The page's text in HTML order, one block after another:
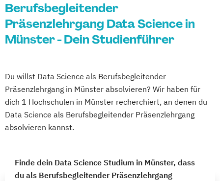
Berufsbegleitender
Präsenzlehrgang Data Science in
Münster - Dein Studienführer
Du willst Data Science als Berufsbegleitender
Präsenzlehrgang in Münster absolvieren? Wir haben für
dich 1 Hochschulen in Münster recherchiert, an denen du
Data Science als Berufsbegleitender Präsenzlehrgang
absolvieren kannst.
Finde dein Data Science Studium in Münster, dass
du als Berufsbegleitender Präsenzlehrgang